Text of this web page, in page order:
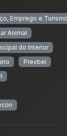
Emprego e
Animal
do Interior
Prevbel